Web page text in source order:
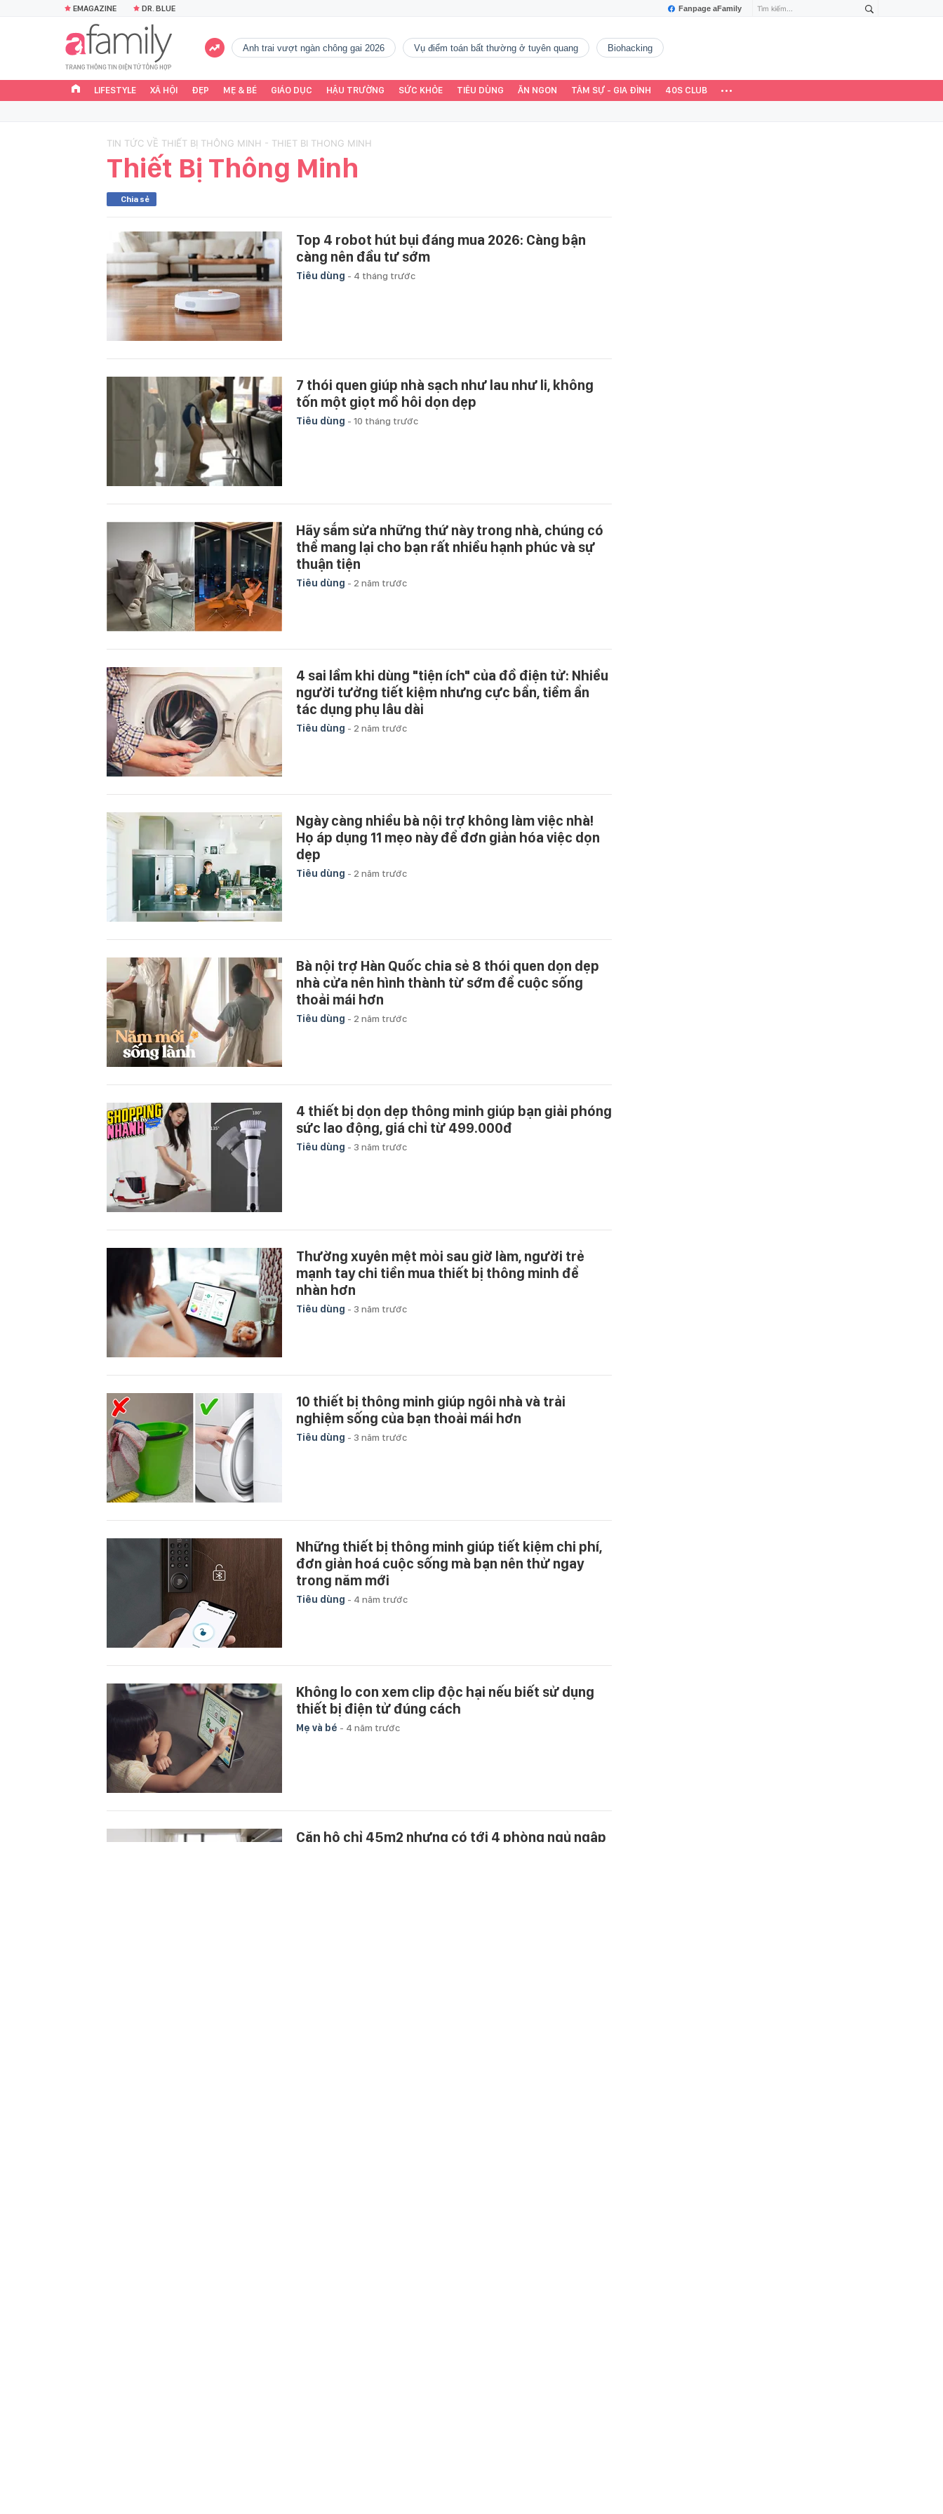
Fanpage aFamily
EMAGAZINE DR. BLUE
Anh trai vượt ngàn chông gai 2026 vụ điểm toán bất thường ở tuyên quang Biohacking
LIFESTYLE XÃ HỘI ĐẸP MẸ & BÉ GIÁO DỤC HẬU TRƯỜNG SỨC KHỎE TIÊU DÙNG ĂN NGON TÂM SỰ - GIA ĐÌNH 40S CLUB
TIN TỨC VỀ THIẾT BỊ THÔNG MINH - THIET BI THONG MINH
Thiết Bị Thông Minh
Chia sẻ
Top 4 robot hút bụi đáng mua 2026: Càng bận
càng nên đầu tư sớm
Tiêu dùng - 4 tháng trước
7 thói quen giúp nhà sạch như lau như li, không
tốn một giọt mồ hôi dọn dẹp
Tiêu dùng - 10 tháng trước
Hãy sắm sửa những thứ này trong nhà, chúng có
thể mang lại cho bạn rất nhiều hạnh phúc và sự
thuận tiện
Tiêu dùng - 2 năm trước
4 sai lầm khi dùng "tiện ích" của đồ điện tử: Nhiều
người tưởng tiết kiệm nhưng cực bẩn, tiềm ẩn
tác dụng phụ lâu dài
Tiêu dùng - 2 năm trước
Ngày càng nhiều bà nội trợ không làm việc nhà!
Họ áp dụng 11 mẹo này để đơn giản hóa việc dọn
dẹp
Tiêu dùng - 2 năm trước
Bà nội trợ Hàn Quốc chia sẻ 8 thói quen dọn dẹp
nhà cửa nên hình thành từ sớm để cuộc sống
thoải mái hơn
Tiêu dùng - 2 năm trước
4 thiết bị dọn dẹp thông minh giúp bạn giải phóng
sức lao động, giá chỉ từ 499.000đ
Tiêu dùng - 3 năm trước
Thường xuyên mệt mỏi sau giờ làm, người trẻ
mạnh tay chi tiền mua thiết bị thông minh để
nhàn hơn
Tiêu dùng - 3 năm trước
10 thiết bị thông minh giúp ngôi nhà và trải
nghiệm sống của bạn thoải mái hơn
Tiêu dùng - 3 năm trước
Những thiết bị thông minh giúp tiết kiệm chi phí,
đơn giản hoá cuộc sống mà bạn nên thử ngay
trong năm mới
Tiêu dùng - 4 năm trước
Không lo con xem clip độc hại nếu biết sử dụng
thiết bị điện tử đúng cách
Mẹ và bé - 4 năm trước
Căn hộ chỉ 45m2 nhưng có tới 4 phòng ngủ ngập